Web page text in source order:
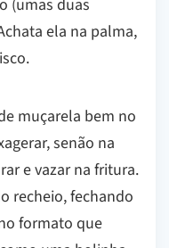
(umas duas
ela na palma,
muçarela bem no
senão na
e vazar na fritura.
recheio, fechando
formato que